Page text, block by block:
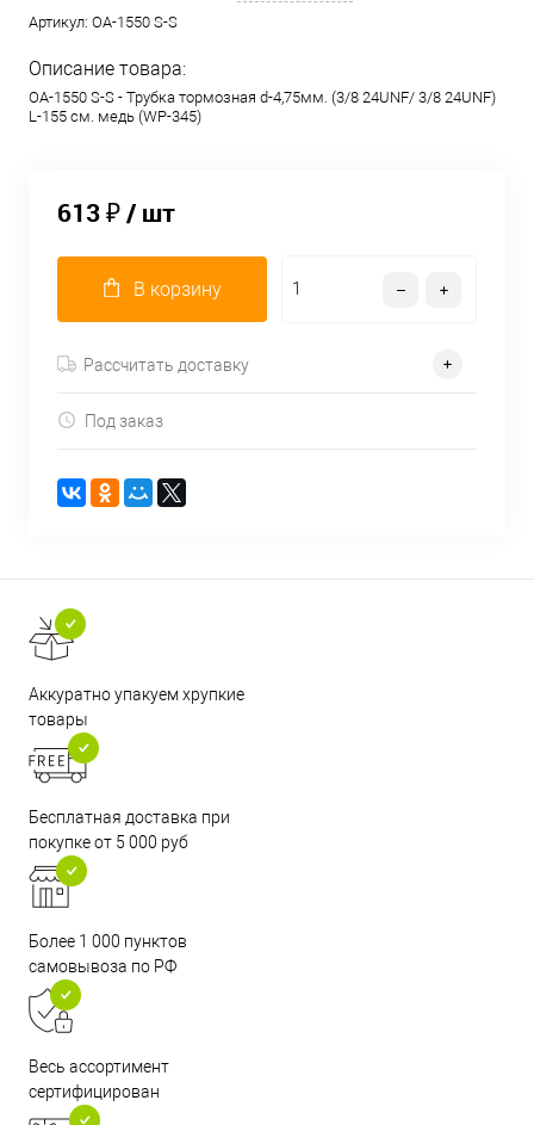
Артикул: OA-1550 S-S
Описание товара:
OA-1550 S-S - Трубка тормозная d-4,75мм. (3/8 24UNF/ 3/8 24UNF)
L-155 см. медь (WP-345)
613 ₽/ шт
В корзину
Рассчитать доставку
Под заказ
Аккуратно упакуем хрупкие
товары
Бесплатная доставка при
покупке от 5 000 руб
Более 1 000 пунктов
самовывоза по РФ
Весь ассортимент
сертифицирован